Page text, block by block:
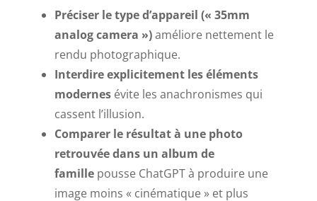
Préciser le type d’appareil (« 35mm
analog camera »)améliore nettement le
rendu photographique.
Interdire explicitement les éléments
modernesévite les anachronismes qui
cassent l’illusion.
Comparer le résultat à une photo
retrouvée dans un album de
famillepousse ChatGPT à produire une
image moins « cinématique » et plus